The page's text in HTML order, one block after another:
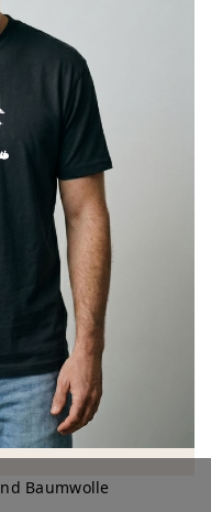
Baumwolle